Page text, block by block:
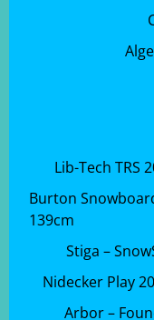
Lib-Tech TRS
Burton
139cm
Stiga –
Nidecker Play
Arbor –